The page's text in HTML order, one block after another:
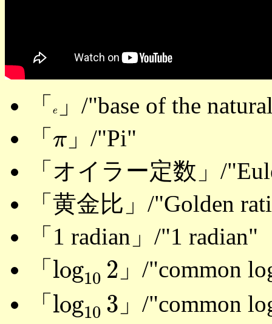
「 e
e
」/"base of the
「 π
π 」/"Pi"
「オイラー定数」/
「黄金比」/"Golden
「1 radian」/"1 radian"
「 log10 2
log 102 」/"common
「 log10 3
log 103 」/"common